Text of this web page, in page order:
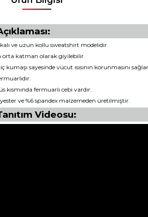
ve uzun kollu sweatshirt modelidir.
orta katman olarak giyilebilir.
kumaşı sayesinde vücut ısısının korunmasını
kısmında fermuarlı cebi vardır.
ve %6 spandex malzemeden üretilmiştir.
Videosu: